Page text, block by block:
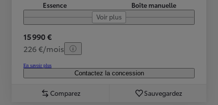
Essence
Boîte manuelle
Voir plus
15 990 €
226 €/mois
En savoir plus
Contactez la concession
Comparez Sauvegardez